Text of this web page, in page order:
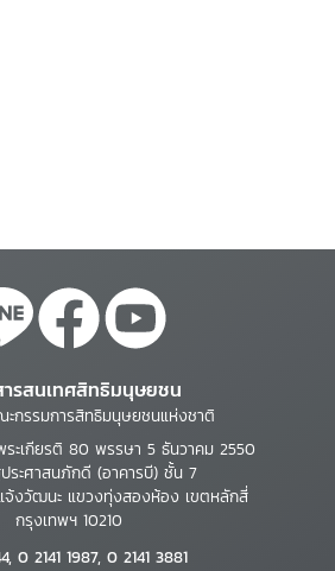
รสนเทศสิทธิมนุษยชน
กรรมการสิทธิมนุษยชนแห่งชาติ
ระเกียรติ 80 พรรษา 5 ธันวาคม 2550
ระศาสนภักดี (อาคารบี) ชั้น 7
งวัฒนะ แขวงทุ่งสองห้อง เขตหลักสี่
กรุงเทพฯ 10210
0 2141 1987, 0 2141 3881